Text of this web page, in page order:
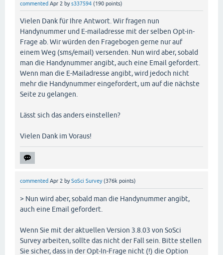
commented Apr 2 bys337594 (190 points)
Vielen Dank für Ihre Antwort. Wir fragen nun
Handynummer und E-mailadresse mit der selben Opt-in-
Frage ab. Wir würden den Fragebogen gerne nur auf
einem Weg (sms/email) versenden. Nun wird aber, sobald
man die Handynummer angibt, auch eine Email gefordert.
Wenn man die E-Mailadresse angibt, wird jedoch nicht
mehr die Handynummer eingefordert, um auf die nächste
Seite zu gelangen.
Lässt sich das anders einstellen?
Vielen Dank im Voraus!
commented Apr 2 bySoSci Survey (376k points)
> Nun wird aber, sobald man die Handynummer angibt,
auch eine Email gefordert.
Wenn Sie mit der aktuellen Version 3.8.03 von SoSci
Survey arbeiten, sollte das nicht der Fall sein. Bitte stellen
Sie sicher, dass in der Opt-In-Frage nicht (!) die Option